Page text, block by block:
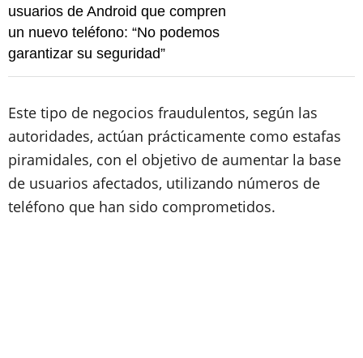
usuarios de Android que compren
un nuevo teléfono: “No podemos
garantizar su seguridad”
Este tipo de negocios fraudulentos, según las
autoridades, actúan prácticamente como estafas
piramidales, con el objetivo de aumentar la base
de usuarios afectados, utilizando números de
teléfono que han sido comprometidos.